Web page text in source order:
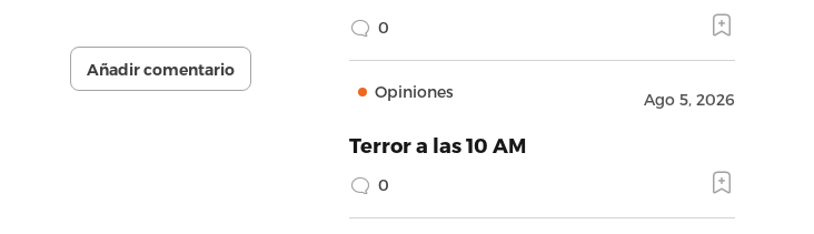
Añadir comentario
0
Opiniones Ago 5, 2026
Terror a las 10 AM
0